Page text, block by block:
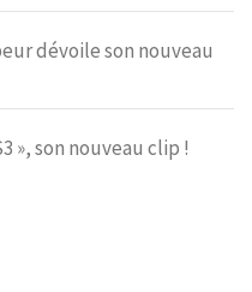
dévoile son nouveau
», son nouveau clip !